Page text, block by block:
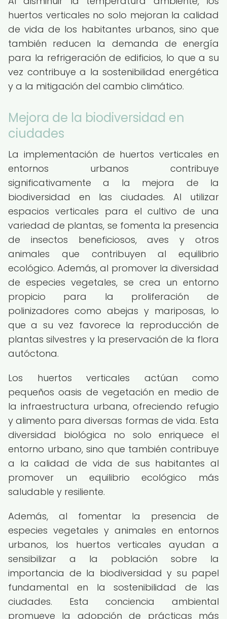
huertos verticales no solo mejoran la calidad
de vida de los habitantes urbanos, sino que
también reducen la demanda de energía
para la refrigeración de edificios, lo que a su
vez contribuye a la sostenibilidad energética
y a la mitigación del cambio climático.
Mejora de la biodiversidad en
ciudades
La implementación de huertos verticales en
entornos urbanos contribuye
significativamente a la mejora de la
biodiversidad en las ciudades. Al utilizar
espacios verticales para el cultivo de una
variedad de plantas, se fomenta la presencia
de insectos beneficiosos, aves y otros
animales que contribuyen al equilibrio
ecológico. Además, al promover la diversidad
de especies vegetales, se crea un entorno
propicio para la proliferación de
polinizadores como abejas y mariposas, lo
que a su vez favorece la reproducción de
plantas silvestres y la preservación de la flora
autóctona.
Los huertos verticales actúan como
pequeños oasis de vegetación en medio de
la infraestructura urbana, ofreciendo refugio
y alimento para diversas formas de vida. Esta
diversidad biológica no solo enriquece el
entorno urbano, sino que también contribuye
a la calidad de vida de sus habitantes al
promover un equilibrio ecológico más
saludable y resiliente.
Además, al fomentar la presencia de
especies vegetales y animales en entornos
urbanos, los huertos verticales ayudan a
sensibilizar a la población sobre la
importancia de la biodiversidad y su papel
fundamental en la sostenibilidad de las
ciudades. Esta conciencia ambiental
promueve la adopción de prácticas más